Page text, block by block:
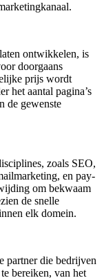
ontwikkelen, is
doorgaans
prijs wordt
het aantal pagina’s
de gewenste
zoals SEO,
en pay-
om bekwaam
de snelle
elk domein.
partner die bedrijven
bereiken, van het